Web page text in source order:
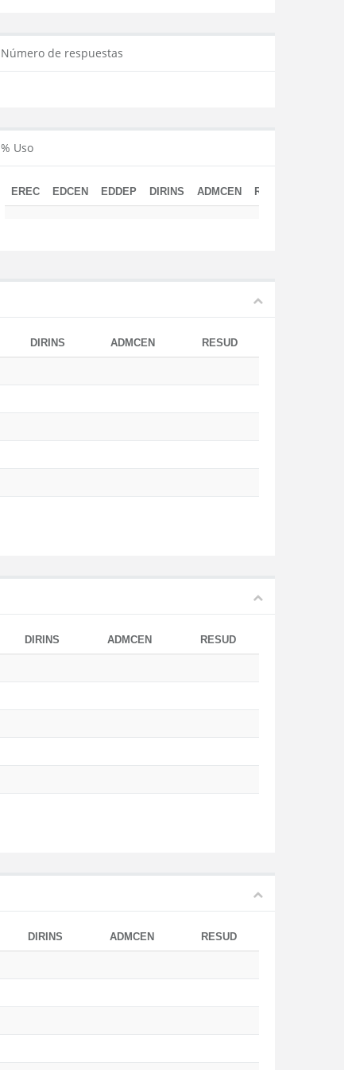
Número de respuestas
% Uso
EREC EDCEN EDDEP DIRINS ADMCEN RESUD
DIRINS ADMCEN RESUD
DIRINS ADMCEN RESUD
DIRINS ADMCEN RESUD